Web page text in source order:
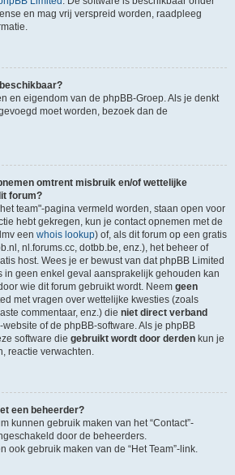
en mag vrij verspreid worden, raadpleeg
en eigendom van de phpBB-Groep. Als je denkt
moet worden, bezoek dan de
omtrent misbruik en/of wettelijke
forum?
team"-pagina vermeld worden, staan open voor
hebt gekregen, kun je contact opnemen met de
een whois lookup) of, als dit forum op een gratis
nl.forums.cc, dotbb.be, enz.), het beheer of
host. Wees je er bewust van dat phpBB Limited
in geen enkel geval aansprakelijk gehouden kan
wie dit forum gebruikt wordt. Neem geen
met vragen over wettelijke kwesties (zoals
commentaar, enz.) die niet direct verband
of de phpBB-software. Als je phpBB
software die gebruikt wordt door derden kun je
reactie verwachten.
een beheerder?
kunnen gebruik maken van het “Contact”-
door de beheerders.
ook gebruik maken van de “Het Team”-link.